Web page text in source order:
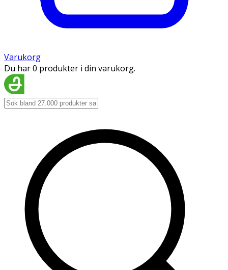
Varukorg
Du har 0 produkter i din varukorg.